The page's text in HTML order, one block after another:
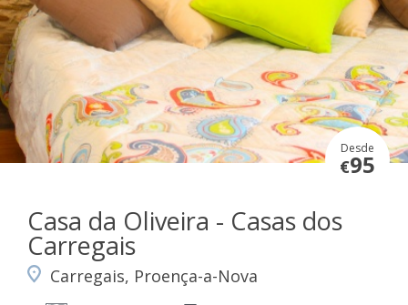
Desde
€95
Casa da Oliveira - Casas dos
Carregais
Carregais, Proença-a-Nova